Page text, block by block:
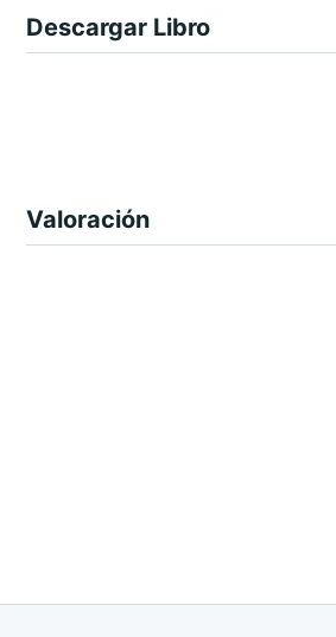
Descargar Libro
Valoración